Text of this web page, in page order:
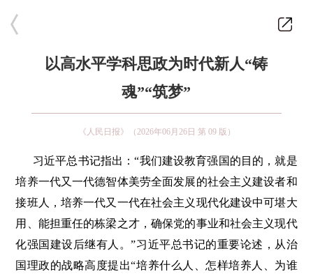
以高水平学科思政为时代新人“铸
魂”“筑梦”
《人民日报》（2026年06月26日 第 09 版）
习近平总书记指出：“我们建设教育强国的目的，就是
培养一代又一代德智体美劳全面发展的社会主义建设者和
接班人，培养一代又一代在社会主义现代化建设中可堪大
用、能担重任的栋梁之才，确保党的事业和社会主义现代
化强国建设后继有人。”习近平总书记的重要论述，从治
国理政的战略高度提出“培养什么人、怎样培养人、为谁